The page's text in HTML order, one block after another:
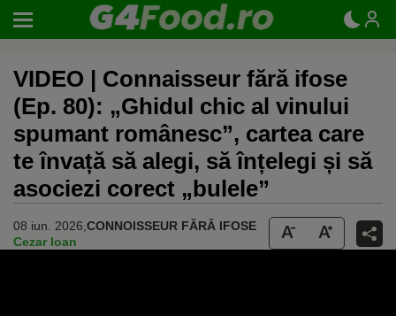
VIDEO | Connaisseur fără ifose
(Ep. 80): „Ghidul chic al vinului
spumant românesc”, cartea care
te învață să alegi, să înțelegi și să
asociezi corect „bulele”
08 iun. 2026, CONNOISSEUR FĂRĂ IFOSE
Cezar Ioan